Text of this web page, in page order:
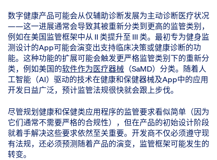
数字健康产品可能会从仅辅助诊断发展为主动诊断医疗状况
——这一进展通常会导致其被重新分类到更高的监管类别，
例如在美国监管框架中从 II 类提升至 III 类。最初专为健身监
测设计的App可能会演变出支持临床决策或健康诊断的功
能。这种功能的扩展可能会触发更严格监管类别下的重新分
类，例如美国的软件作为医疗器械 （SaMD）分类。随着人
工智能（AI）驱动的技术在健康和保健器械及App中的应用
开发日益广泛，预计监管法规很快就会跟上步伐。
尽管规划健康和保健类应用程序的监管要求看似简单（因为
它们通常不需要严格的合规性），但在产品的初始设计阶段
就着手解决这些要求依然至关重要。开发商不仅必须遵守现
有法规，还必须预测随着产品的演变，监管框架可能发生的
转变。